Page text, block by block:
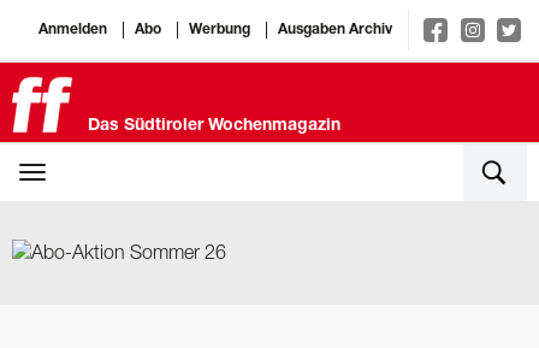
Anmelden Abo Werbung Ausgaben Archiv
Das Südtiroler Wochenmagazin